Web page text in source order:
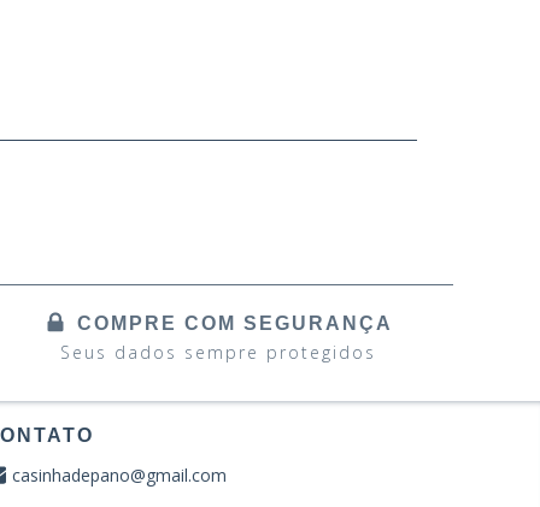
COMPRE COM SEGURANÇA
Seus dados sempre protegidos
casinhadepano@gmail.com